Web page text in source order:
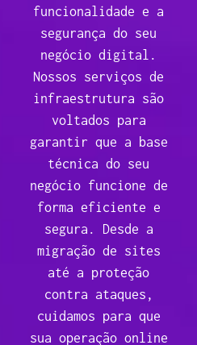
funcionalidade e a
segurança do seu
negócio digital.
Nossos serviços de
infraestrutura são
voltados para
garantir que a base
técnica do seu
negócio funcione de
forma eficiente e
segura. Desde a
migração de sites
até a proteção
contra ataques,
cuidamos para que
sua operação online